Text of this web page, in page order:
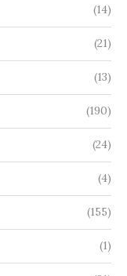
(14)
(21)
(13)
(190)
(24)
(4)
(155)
(1)